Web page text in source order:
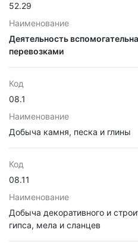
52.29
Наименование
Деятельность
перевозками
Код
08.1
Наименование
Добыча камня, песка и глины
Код
08.11
Наименование
Добыча декоративного и
гипса, мела и сланцев